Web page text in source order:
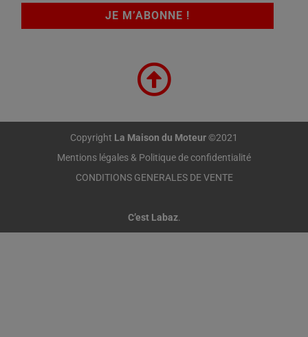
Copyright La Maison du Moteur©2021
Mentions légales & Politique de confidentialité
CONDITIONS GENERALES DE VENTE
C’est Labaz.